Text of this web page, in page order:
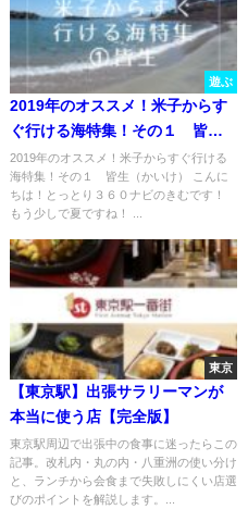
遊ぶ
2019年のオススメ！米子からす
ぐ行ける海特集！その１ 皆生
（かいけ）
2019年のオススメ！米子からすぐ行ける
海特集！その１ 皆生（かいけ） こんに
ちは！とっとり３６０ナビのきむです！
もう少しで夏ですね！ ...
東京
【東京駅】出張サラリーマンが
本当に使う店【完全版】
東京駅周辺で出張中の食事に迷ったらこの
記事。改札内・丸の内・八重洲の使い分け
と、ランチから会食まで失敗しにくい店選
びのポイントを解説します。...